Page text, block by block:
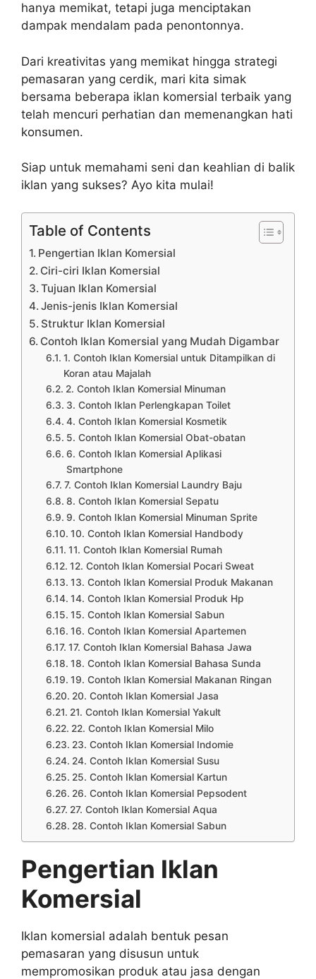
hanya memikat, tetapi juga menciptakan
dampak mendalam pada penontonnya.
Dari kreativitas yang memikat hingga strategi
pemasaran yang cerdik, mari kita simak
bersama beberapa iklan komersial terbaik yang
telah mencuri perhatian dan memenangkan hati
konsumen.
Siap untuk memahami seni dan keahlian di balik
iklan yang sukses? Ayo kita mulai!
Table of Contents
Pengertian Iklan Komersial
Ciri-ciri Iklan Komersial
Tujuan Iklan Komersial
Jenis-jenis Iklan Komersial
Struktur Iklan Komersial
Contoh Iklan Komersial yang Mudah Digambar
1. Contoh Iklan Komersial untuk Ditampilkan di
Koran atau Majalah
2. Contoh Iklan Komersial Minuman
3. Contoh Iklan Perlengkapan Toilet
4. Contoh Iklan Komersial Kosmetik
5. Contoh Iklan Komersial Obat-obatan
6. Contoh Iklan Komersial Aplikasi
Smartphone
7. Contoh Iklan Komersial Laundry Baju
8. Contoh Iklan Komersial Sepatu
9. Contoh Iklan Komersial Minuman Sprite
10. Contoh Iklan Komersial Handbody
11. Contoh Iklan Komersial Rumah
12. Contoh Iklan Komersial Pocari Sweat
13. Contoh Iklan Komersial Produk Makanan
14. Contoh Iklan Komersial Produk Hp
15. Contoh Iklan Komersial Sabun
16. Contoh Iklan Komersial Apartemen
17. Contoh Iklan Komersial Bahasa Jawa
18. Contoh Iklan Komersial Bahasa Sunda
19. Contoh Iklan Komersial Makanan Ringan
20. Contoh Iklan Komersial Jasa
21. Contoh Iklan Komersial Yakult
22. Contoh Iklan Komersial Milo
23. Contoh Iklan Komersial Indomie
24. Contoh Iklan Komersial Susu
25. Contoh Iklan Komersial Kartun
26. Contoh Iklan Komersial Pepsodent
27. Contoh Iklan Komersial Aqua
28. Contoh Iklan Komersial Sabun
Pengertian Iklan
Komersial
Iklan komersial adalah bentuk pesan
pemasaran yang disusun untuk
mempromosikan produk atau jasa dengan